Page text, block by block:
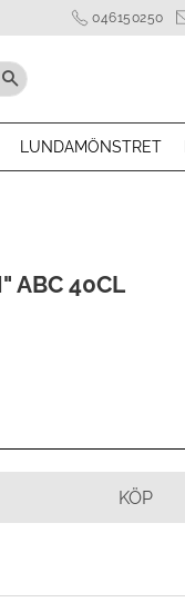
046150250
LUNDAMÖNSTRET
ABC 40CL
KÖP